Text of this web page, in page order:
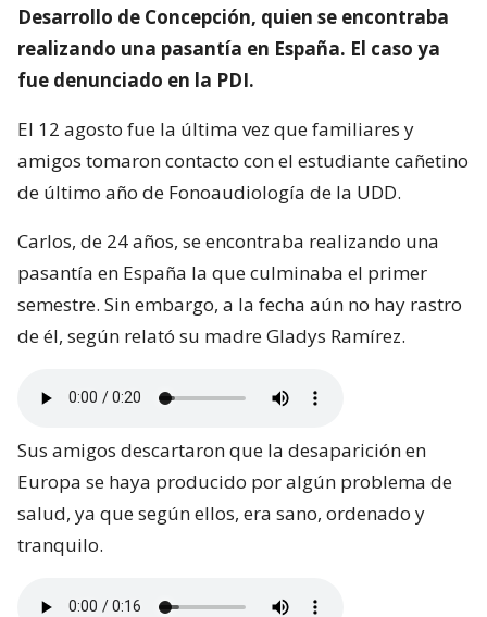
Desarrollo de Concepción, quien se encontraba
realizando una pasantía en España. El caso ya
fue denunciado en la PDI.
El 12 agosto fue la última vez que familiares y
amigos tomaron contacto con el estudiante cañetino
de último año de Fonoaudiología de la UDD.
Carlos, de 24 años, se encontraba realizando una
pasantía en España la que culminaba el primer
semestre. Sin embargo, a la fecha aún no hay rastro
de él, según relató su madre Gladys Ramírez.
Sus amigos descartaron que la desaparición en
Europa se haya producido por algún problema de
salud, ya que según ellos, era sano, ordenado y
tranquilo.